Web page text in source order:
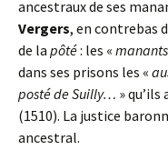
ancestraux de ses
Vergers, en contrebas
de la pôté: les «
dans ses prisons les «
posté de Suilly… »
(1510). La justice
ancestral.